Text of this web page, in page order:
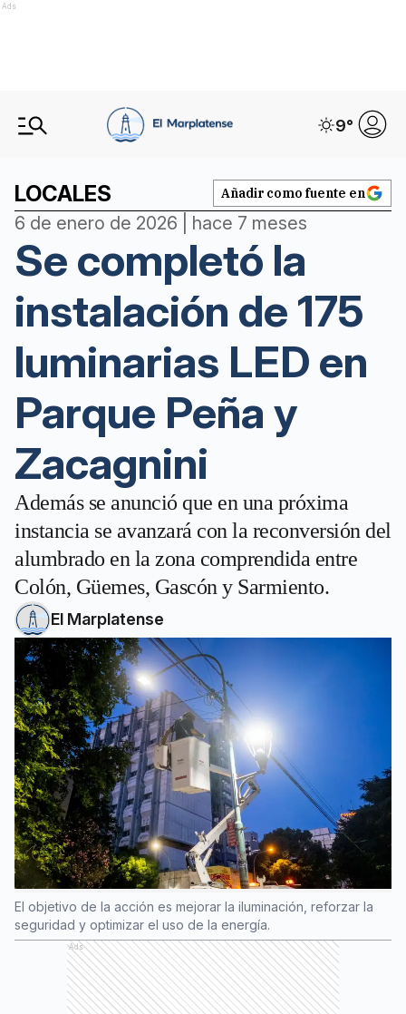
Ads
9°
LOCALES Añadir como fuente en
6 de enero de 2026 | hace 7 meses
Se completó la
instalación de 175
luminarias LED en
Parque Peña y
Zacagnini
Además se anunció que en una próxima
instancia se avanzará con la reconversión del
alumbrado en la zona comprendida entre
Colón, Güemes, Gascón y Sarmiento.
El Marplatense
El objetivo de la acción es mejorar la iluminación, reforzar la
seguridad y optimizar el uso de la energía.
Ads